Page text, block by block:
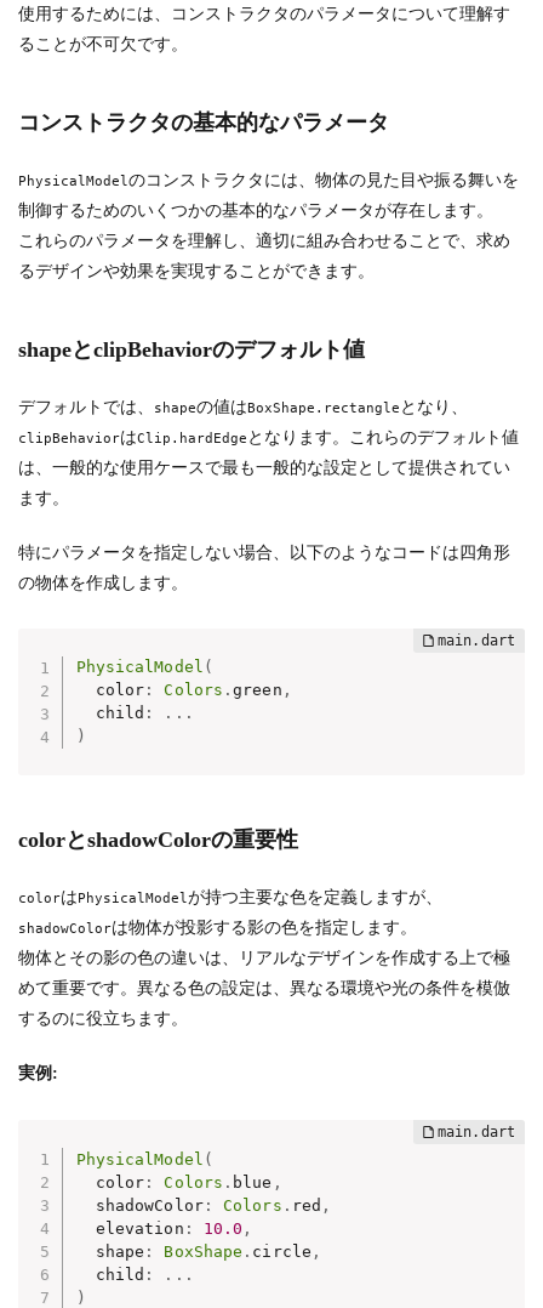
使用するためには、コンストラクタのパラメータについて理解す
ることが不可欠です。
コンストラクタの基本的なパラメータ
PhysicalModel のコンストラクタには、物体の見た目や振る舞いを
制御するためのいくつかの基本的なパラメータが存在します。
これらのパラメータを理解し、適切に組み合わせることで、求め
るデザインや効果を実現することができます。
shapeとclipBehaviorのデフォルト値
デフォルトでは、 shapeの値はBoxShape.rectangle となり、
clipBehaviorはClip.hardEdge となります。これらのデフォルト値
は、一般的な使用ケースで最も一般的な設定として提供されてい
ます。
特にパラメータを指定しない場合、以下のようなコードは四角形
の物体を作成します。
PhysicalModel (
  color
: Colors .green ,
  child
: . . .
)
colorとshadowColorの重要性
colorはPhysicalModelが持つ主要な色を定義しますが、
shadowColorは物体が投影する影の色を指定します。
物体とその影の色の違いは、リアルなデザインを作成する上で極
めて重要です。異なる色の設定は、異なる環境や光の条件を模倣
するのに役立ちます。
実例:
PhysicalModel (
  color
: Colors . blue ,
  shadowColor
: Colors . red ,
  elevation
: 10.0 ,
  shape
: BoxShape . circle ,
  child
: . . .
)